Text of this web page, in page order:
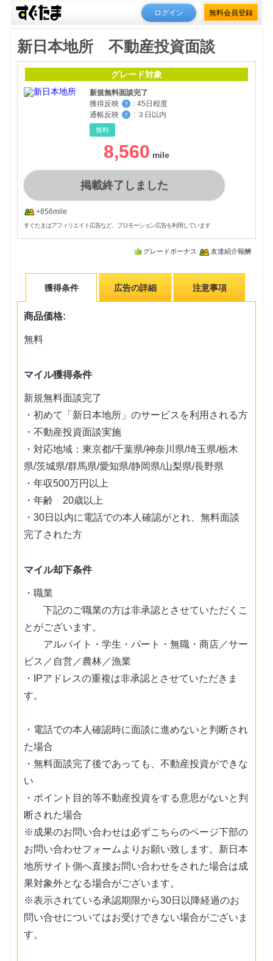
ログイン 無料会員登録
新日本地所 不動産投資面談
グレード対象
新規無料面談完了
獲得反映
？ : 45日程度
通帳反映
？ : ３日以内
無料
8,560
掲載終了しました
+856mile
すぐたまはアフィリエイト広告など、プロモーション広告を利用しています
グレードボーナス 友達紹介報酬
獲得条件 広告の詳細 注意事項
商品価格:
無料
マイル獲得条件
新規無料面談完了
・初めて「新日本地所」のサービスを利用される方
・不動産投資面談実施
・対応地域：東京都/千葉県/神奈川県/埼玉県/栃木
県/茨城県/群馬県/愛知県/静岡県/山梨県/長野県
・年収500万円以上
・年齢 20歳以上
・30日以内に電話での本人確認がとれ、無料面談
完了された方
マイル却下条件
・職業
下記のご職業の方は非承認とさせていただくこ
とがございます。
アルバイト・学生・パート・無職・商店／サー
ビス／自営／農林／漁業
・IPアドレスの重複は非承認とさせていただきま
す。
・電話での本人確認時に面談に進めないと判断され
た場合
・無料面談完了後であっても、不動産投資ができな
い
・ポイント目的等不動産投資をする意思がないと判
断された場合
※成果のお問い合わせは必ずこちらのページ下部の
お問い合わせフォームよりお願い致します。新日本
地所サイト側へ直接お問い合わせをされた場合は成
果対象外となる場合がございます。
※表示されている承認期限から30日以降経過のお
問い合せについてはお受けできない場合がございま
す。